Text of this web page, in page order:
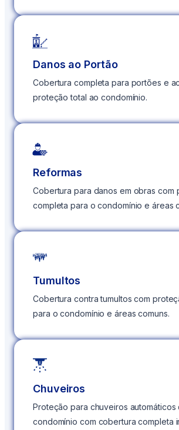
Danos ao Portão
Cobertura completa para portões e
proteção total ao condomínio.
Reformas
Cobertura para danos em obras com
completa para o condomínio e áreas
Tumultos
Cobertura contra tumultos com
para o condomínio e áreas comuns.
Chuveiros
Proteção para chuveiros automáticos
condomínio com cobertura completa